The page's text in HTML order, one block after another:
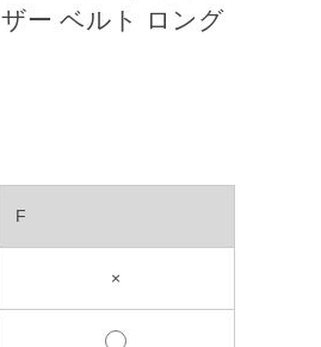
ー ベルト ロング
F
×